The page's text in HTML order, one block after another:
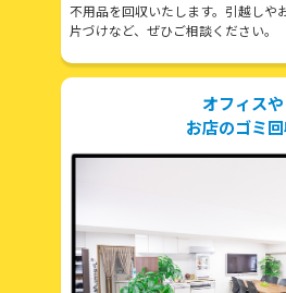
不用品を回収いたします。引越しや
片づけなど、ぜひご相談ください。
オフィスや
お店のゴミ